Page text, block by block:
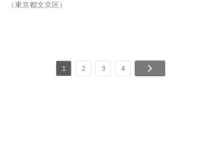
（東京都文京区）
1 2 3 4